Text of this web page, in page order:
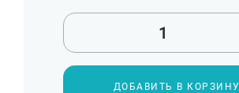
ДОБАВИТЬ В КОРЗИНУ